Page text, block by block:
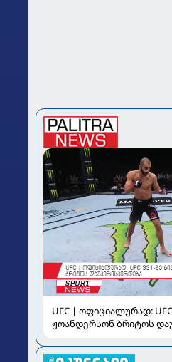
UFC | ოფიციალურად: UFC
ჟოანდერსონ ბრიტოს